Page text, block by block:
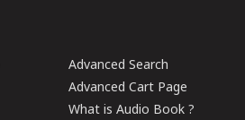
Advanced Search
Advanced Cart Page
What is Audio Book ?